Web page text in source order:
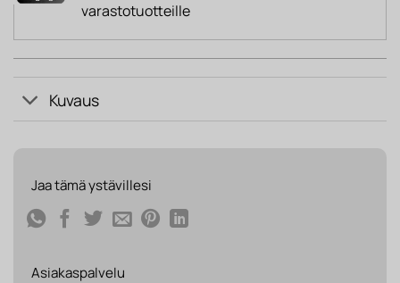
varastotuotteille
Kuvaus
Jaa tämä ystävillesi
Asiakaspalvelu